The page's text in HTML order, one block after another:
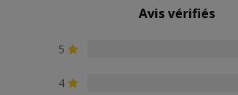
Avis vérifiés
5
4